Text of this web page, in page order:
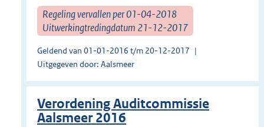
Regeling vervallen per 01-04-2018
Uitwerkingtredingdatum 21-12-2017
Geldend van 01-01-2016 t/m 20-12-2017
Uitgegeven door: Aalsmeer
Verordening Auditcommissie
Aalsmeer 2016